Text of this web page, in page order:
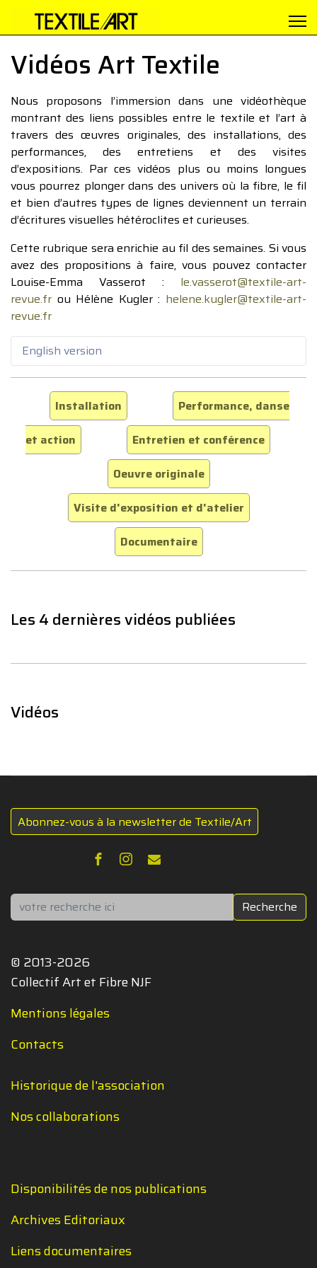
Vidéos Art Textile
Nous proposons l’immersion dans une vidéothèque
montrant des liens possibles entre le textile et l’art à
travers des œuvres originales, des installations, des
performances, des entretiens et des visites
d’expositions. Par ces vidéos plus ou moins longues
vous pourrez plonger dans des univers où la fibre, le fil
et bien d’autres types de lignes deviennent un terrain
d’écritures visuelles hétéroclites et curieuses.
Cette rubrique sera enrichie au fil des semaines. Si vous
avez des propositions à faire, vous pouvez contacter
Louise-Emma Vasserot : le.vasserot@textile-art-
revue.fr ou Hélène Kugler : helene.kugler@textile-art-
revue.fr
English version
Installation
Performance, danse
et action
Entretien et conférence
Oeuvre originale
Visite d'exposition et d'atelier
Documentaire
Les 4 dernières vidéos publiées
Vidéos
Abonnez-vous à la newsletter de Textile/Art
Rechercher Recherche
© 2013-2026
Collectif Art et Fibre NJF
Mentions légales
Contacts
Historique de l'association
Nos collaborations
Disponibilités de nos publications
Archives Editoriaux
Liens documentaires